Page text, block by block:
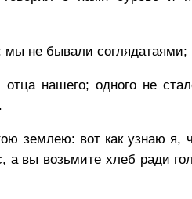
не бывали соглядатаями;
отца нашего; одного не
землею: вот как узнаю я,
а вы возьмите хлеб ради